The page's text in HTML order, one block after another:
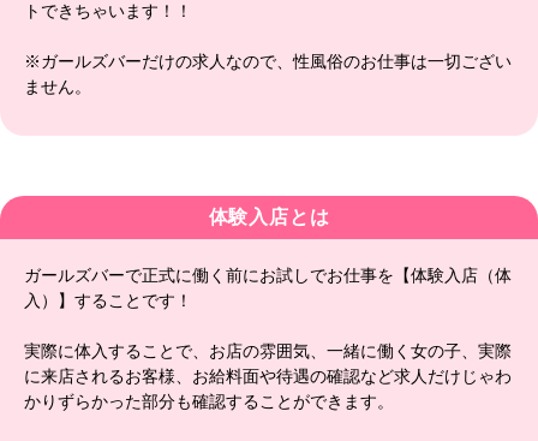
トできちゃいます！！
※ガールズバーだけの求人なので、性風俗のお仕事は一切ござい
ません。
体験入店とは
ガールズバーで正式に働く前にお試しでお仕事を【体験入店（体
入）】することです！
実際に体入することで、お店の雰囲気、一緒に働く女の子、実際
に来店されるお客様、お給料面や待遇の確認など求人だけじゃわ
かりずらかった部分も確認することができます。